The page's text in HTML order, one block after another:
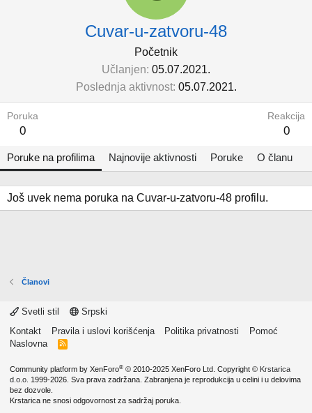
Cuvar-u-zatvoru-48
Početnik
Učlanjen 05.07.2021.
Poslednja aktivnost 05.07.2021.
Poruka
0
Reakcija
0
Poruke na profilima Najnovije aktivnosti Poruke O članu
Još uvek nema poruka na Cuvar-u-zatvoru-48 profilu.
Članovi
Svetli stil
Srpski
Kontakt
Pravila i uslovi korišćenja Politika privatnosti
Pomoć
Naslovna
R
Community platform by XenForo® © 2010-2025 XenForo Ltd. Copyright © Krstarica
d.o.o. 1999-2026. Sva prava zadržana. Zabranjena je reprodukcija u celini i u delovima
bez dozvole.
Krstarica ne snosi odgovornost za sadržaj poruka.